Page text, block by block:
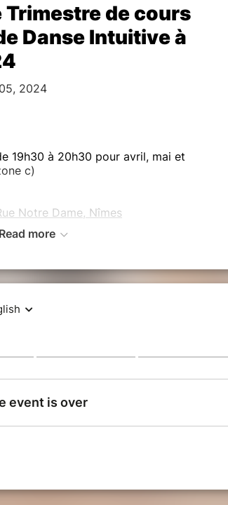
de cours
Danse Intuitive à
2024
19h30 à 20h30 pour avril, mai et
c)
Notre Dame, Nîmes
à me demander si vous ne rentrez pas
avez envie de vous inscrire.
pour vous inscrire
Read more